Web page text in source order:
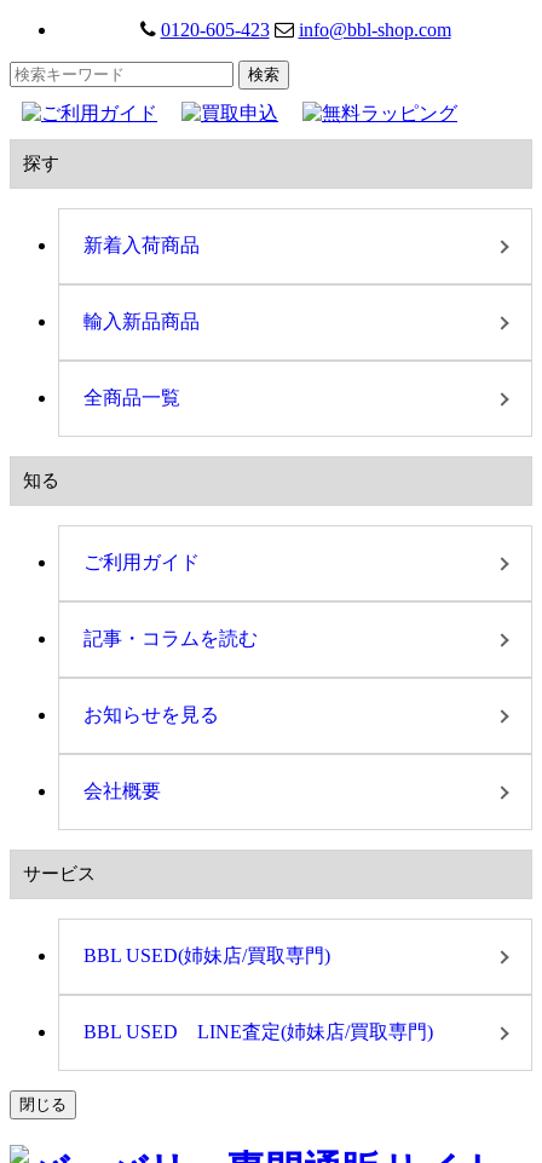
0120-605-423 info@bbl-shop.com
探す
新着入荷商品
輸入新品商品
全商品一覧
知る
ご利用ガイド
記事・コラムを読む
お知らせを見る
会社概要
サービス
BBL USED(姉妹店/買取専門)
BBL USED LINE査定(姉妹店/買取専門)
閉じる